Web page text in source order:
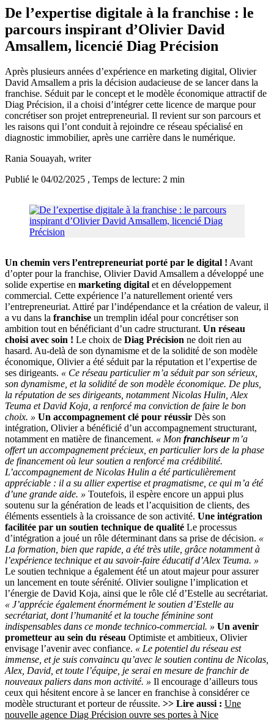
De l’expertise digitale à la franchise : le
parcours inspirant d’Olivier David
Amsallem, licencié Diag Précision
Après plusieurs années d’expérience en marketing digital, Olivier
David Amsallem a pris la décision audacieuse de se lancer dans la
franchise. Séduit par le concept et le modèle économique attractif de
Diag Précision, il a choisi d’intégrer cette licence de marque pour
concrétiser son projet entrepreneurial. Il revient sur son parcours et
les raisons qui l’ont conduit à rejoindre ce réseau spécialisé en
diagnostic immobilier, après une carrière dans le numérique.
Rania Souayah, writer
Publié le 04/02/2025 , Temps de lecture: 2 min
Un chemin vers l’entrepreneuriat porté par le digital ! Avant
d’opter pour la franchise, Olivier David Amsallem a développé une
solide expertise en marketing digital et en développement
commercial. Cette expérience l’a naturellement orienté vers
l’entrepreneuriat. Attiré par l’indépendance et la création de valeur, il
a vu dans la franchise un tremplin idéal pour concrétiser son
ambition tout en bénéficiant d’un cadre structurant. Un réseau
choisi avec soin ! Le choix de Diag Précision ne doit rien au
hasard. Au-delà de son dynamisme et de la solidité de son modèle
économique, Olivier a été séduit par la réputation et l’expertise de
ses dirigeants. « Ce réseau particulier m’a séduit par son sérieux,
son dynamisme, et la solidité de son modèle économique. De plus,
la réputation de ses dirigeants, notamment Nicolas Hulin, Alex
Teuma et David Koja, a renforcé ma conviction de faire le bon
choix. » Un accompagnement clé pour réussir Dès son
intégration, Olivier a bénéficié d’un accompagnement structurant,
notamment en matière de financement. « Mon franchiseurm’a
offert un accompagnement précieux, en particulier lors de la phase
de financement où leur soutien a renforcé ma crédibilité.
L’accompagnement de Nicolas Hulin a été particulièrement
appréciable : il a su allier expertise et pragmatisme, ce qui m’a été
d’une grande aide. » Toutefois, il espère encore un appui plus
soutenu sur la génération de leads et l’acquisition de clients, des
éléments essentiels à la croissance de son activité. Une intégration
facilitée par un soutien technique de qualité Le processus
d’intégration a joué un rôle déterminant dans sa prise de décision. «
La formation, bien que rapide, a été très utile, grâce notamment à
l’expérience technique et au savoir-faire éducatif d’Alex Teuma. »
Le soutien technique a également été un atout majeur pour assurer
un lancement en toute sérénité. Olivier souligne l’implication et
l’énergie de David Koja, ainsi que le rôle clé d’Estelle au secrétariat.
« J’apprécie également énormément le soutien d’Estelle au
secrétariat, dont l’humanité et la touche féminine sont
indispensables dans ce monde technico-commercial. » Un avenir
prometteur au sein du réseau Optimiste et ambitieux, Olivier
envisage l’avenir avec confiance. « Le potentiel du réseau est
immense, et je suis convaincu qu’avec le soutien continu de Nicolas,
Alex, David, et toute l’équipe, je serai en mesure de franchir de
nouveaux paliers dans mon activité. » Il encourage d’ailleurs tous
ceux qui hésitent encore à se lancer en franchise à considérer ce
modèle structurant et porteur de réussite. >> Lire aussi : Une
nouvelle agence Diag Précision ouvre ses portes à Nice